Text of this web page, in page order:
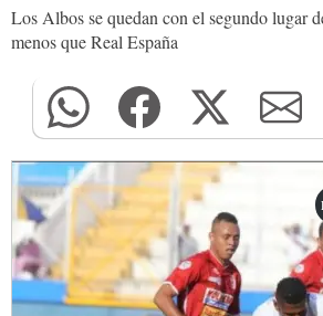
Los Albos se quedan con el segundo lugar
menos que Real España